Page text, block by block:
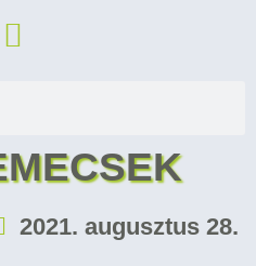
2021. augusztus 28.